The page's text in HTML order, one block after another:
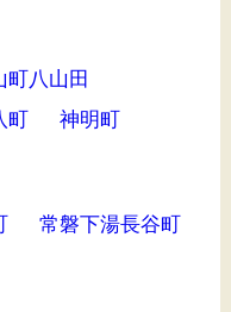
町八山田
町 神明町
常磐下湯長谷町